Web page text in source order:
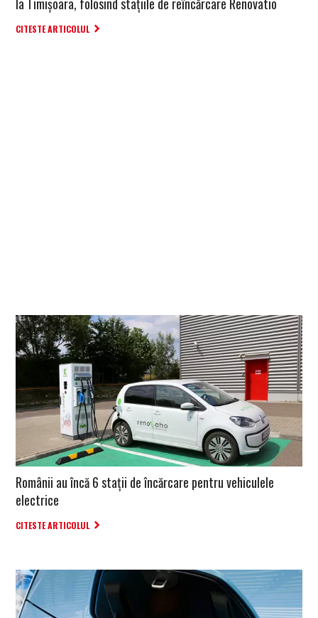
la Timișoara, folosind stațiile de reîncărcare Renovatio
CITESTE ARTICOLUL
Românii au încă 6 stații de încărcare pentru vehiculele
electrice
CITESTE ARTICOLUL